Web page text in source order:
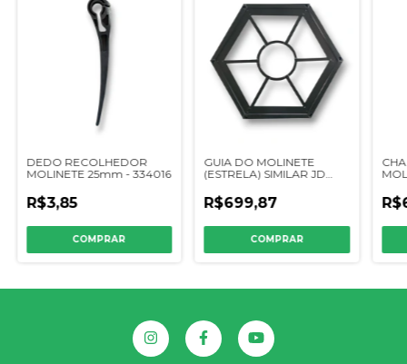
DEDO RECOLHEDOR
MOLINETE 25mm - 334016
R$3,85
GUIA DO MOLINETE
(ESTRELA) SIMILAR JD
R$699,87